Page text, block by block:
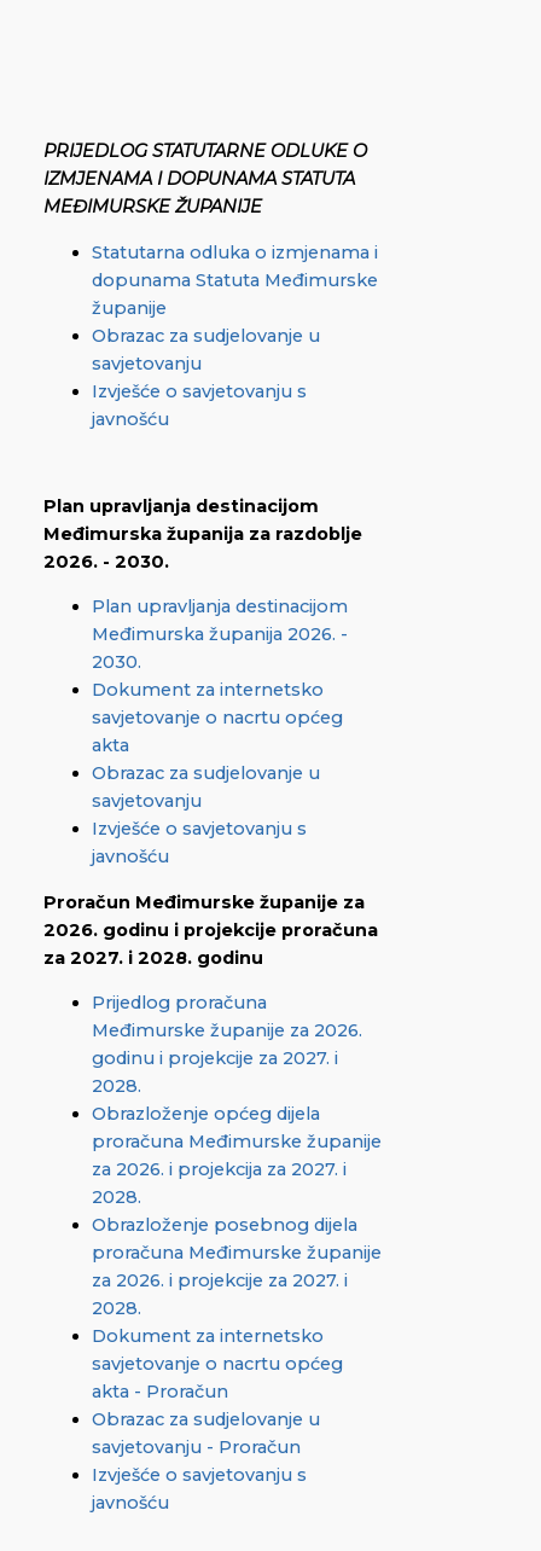
PRIJEDLOG STATUTARNE ODLUKE O
IZMJENAMA I DOPUNAMA STATUTA
MEĐIMURSKE ŽUPANIJE
Statutarna odluka o izmjenama i
dopunama Statuta Međimurske
županije
Obrazac za sudjelovanje u
savjetovanju
Izvješće o savjetovanju s
javnošću
Plan upravljanja destinacijom
Međimurska županija za razdoblje
2026. - 2030.
Plan upravljanja destinacijom
Međimurska županija 2026. -
2030.
Dokument za internetsko
savjetovanje o nacrtu općeg
akta
Obrazac za sudjelovanje u
savjetovanju
Izvješće o savjetovanju s
javnošću
Proračun Međimurske županije za
2026. godinu i projekcije proračuna
za 2027. i 2028. godinu
Prijedlog proračuna
Međimurske županije za 2026.
godinu i projekcije za 2027. i
2028.
Obrazloženje općeg dijela
proračuna Međimurske županije
za 2026. i projekcija za 2027. i
2028.
Obrazloženje posebnog dijela
proračuna Međimurske županije
za 2026. i projekcije za 2027. i
2028.
Dokument za internetsko
savjetovanje o nacrtu općeg
akta - Proračun
Obrazac za sudjelovanje u
savjetovanju - Proračun
Izvješće o savjetovanju s
javnošću